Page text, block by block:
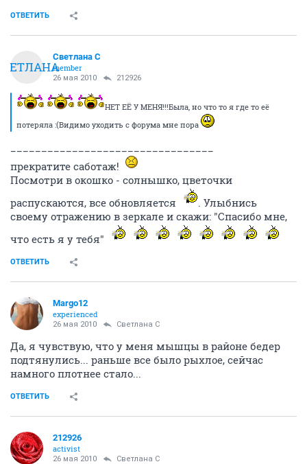
ОТВЕТИТЬ
Светлана С
member
26 мая 2010 212926
НЕТ ЕЁ У МЕНЯ!!!Была, но что то я где то её
потеряла :(Видимо уходить с форума мне пора
прекратите саботаж!
Посмотри в окошко - солнышко, цветочки
распускаются, все обновляется
. Улыбнись
своему отражению в зеркале и скажи: "Спасибо мне,
что есть я у тебя"
ОТВЕТИТЬ
Margo12
experienced
26 мая 2010 Светлана С
Да, я чувствую, что у меня мышцы в районе бедер
подтянулись... раньше все было рыхлое, сейчас
намного плотнее стало...
ОТВЕТИТЬ
212926
activist
26 мая 2010 Светлана С